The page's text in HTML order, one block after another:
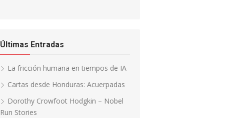
Últimas Entradas
La fricción humana en tiempos de IA
Cartas desde Honduras: Acuerpadas
Dorothy Crowfoot Hodgkin – Nobel
Run Stories